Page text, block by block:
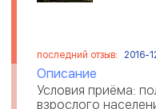
последний отзыв: 2016-
Описание
Условия приёма:
взрослого